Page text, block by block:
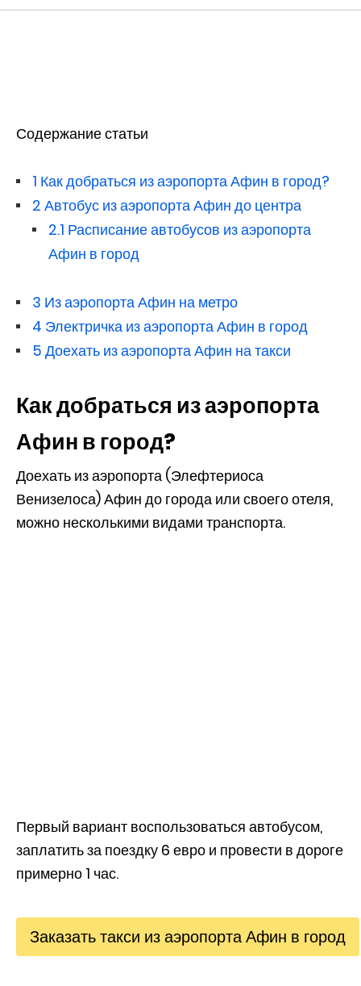
Содержание статьи
1 Как добраться из аэропорта Афин в город?
2 Автобус из аэропорта Афин до центра
2.1 Расписание автобусов из аэропорта
Афин в город
3 Из аэропорта Афин на метро
4 Электричка из аэропорта Афин в город
5 Доехать из аэропорта Афин на такси
Как добраться из аэропорта
Афин в город?
Доехать из аэропорта (Элефтериоса
Венизелоса) Афин до города или своего отеля,
можно несколькими видами транспорта.
Первый вариант воспользоваться автобусом,
заплатить за поездку 6 евро и провести в дороге
примерно 1 час.
Заказать такси из аэропорта Афин в город